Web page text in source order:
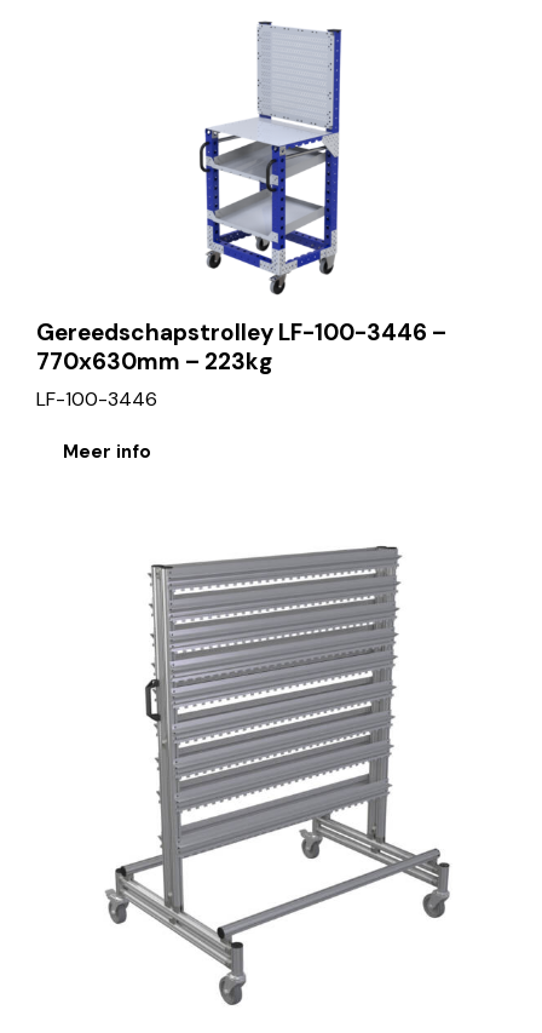
Gereedschapstrolley LF-100-3446 –
770x630mm – 223kg
LF-100-3446
Meer info